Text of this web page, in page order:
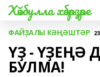
Хәйбулла хәбәрҙәре
ФАЙҘАЛЫ КӘҢӘШТӘР
ҮҘ -
БУЛМА!